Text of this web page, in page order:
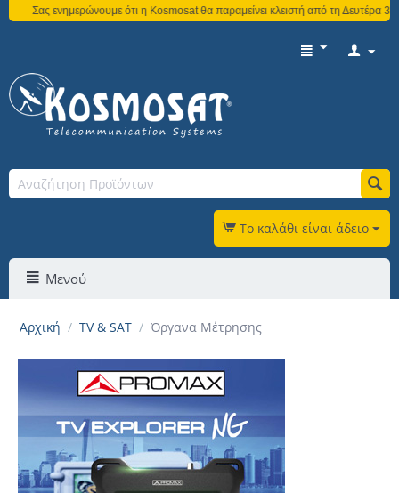
Σας ενημερώνουμε ότι η Kosmosat θα παραμείνει κλειστή από τη Δευτέρα 3
Το καλάθι είναι άδειο
Μενού
Αρχική / TV & SAT / Όργανα Μέτρησης